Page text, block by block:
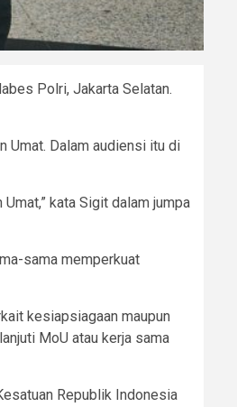
Polri, Jakarta Selatan.
Umat. Dalam audiensi itu di
kata Sigit dalam jumpa
sama memperkuat
kesiapsiagaan maupun
MoU atau kerja sama
Republik Indonesia